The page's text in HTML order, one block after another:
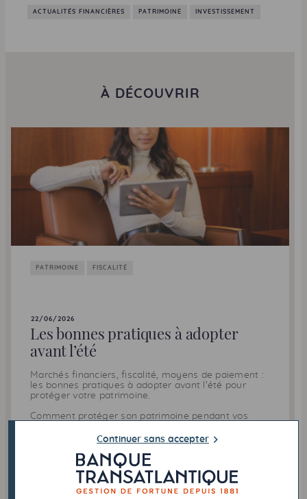
ACTUALITÉS FINANCIÈRES PATRIMOINE INVESTISSEMENT
À DÉCOUVRIR
PATRIMOINE FISCALITÉ
22/06/2026
Les bonnes pratiques à adopter
avant l’été
Marchés financiers, fiscalité, moyens de paiement :
les bonnes pratiques à adopter avant l’été pour
protéger votre patrimoine.
Comment protéger son patrimoine pendant vos
Quels moyens de paiement privilégier à l’étranger ?
Lire l'article
Continuer sans accepter